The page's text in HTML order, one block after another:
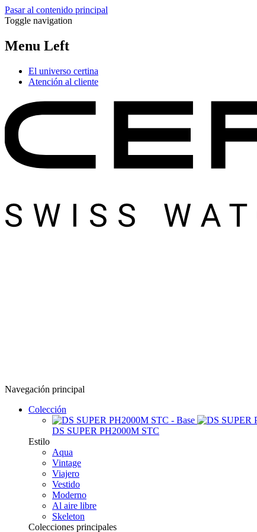
Pasar al contenido principal
Toggle navigation
Menu Left
El universo certina
Atención al cliente
Navegación principal
Colección
DS SUPER PH2000M STC
Estilo
Aqua
Vintage
Viajero
Vestido
Moderno
Al aire libre
Skeleton
Colecciones principales